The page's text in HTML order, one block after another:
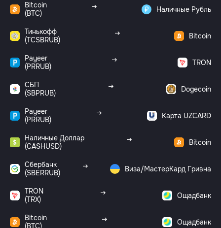
Bitcoin
(BTC)
Наличные Рубль
Тинькофф
(TCSBRUB)
Bitcoin
Payeer
(PRRUB)
TRON
СБП
(SBPRUB)
Dogecoin
Payeer
(PRRUB)
Карта UZCARD
Наличные Доллар
(CASHUSD)
Bitcoin
Сбербанк
(SBERRUB)
Виза/МастерКард Гривна
TRON
(TRX)
Ощадбанк
Bitcoin
(BTC)
Ощадбанк